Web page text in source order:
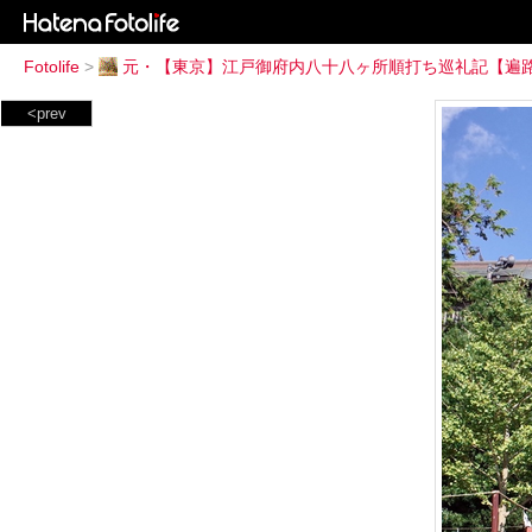
Fotolife > 元・【東京】江戸御府内八十八ヶ所順打ち巡礼記【遍
<prev